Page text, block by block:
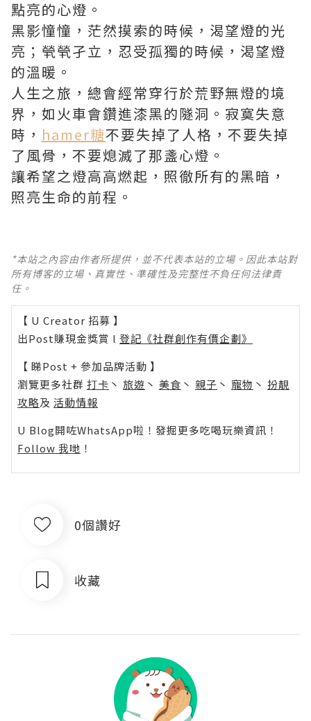
點亮的心燈。
黑影憧憧，茫然摸索的時候，渴望燈的光
亮；煢煢孑立，忍受孤獨的時候，渴望燈
的溫暖。
人生之旅，總會經常穿行於荒野無燈的境
界，如火車會鑽進漆黑的隧洞。寂寞失意
時， hamer糖不要失掉了人格，不要失掉
了風骨，不要熄滅了那盞心燈。
讓希望之燈高高燃起，照徹所有的黑暗，
照亮生命的前程。
*本站之內容由作者所提供，並不代表本站的立場。因此本站對
所有博客的立場、真實性、準確性及完整性不負任何法律責
任。
【 U Creator 招募 】
出Post賺現金獎賞 l 登記《社群創作有價企劃》
【 睇Post + 參加品牌活動 】
瀏覽更多社群 打卡 丶 旅遊 丶 美食 丶 親子 丶 寵物 丶 扮靚
攻略及 活動情報
U Blog開咗WhatsApp啦！發掘更多吃喝玩樂資訊！
Follow 我哋 ！
0個讚好
收藏